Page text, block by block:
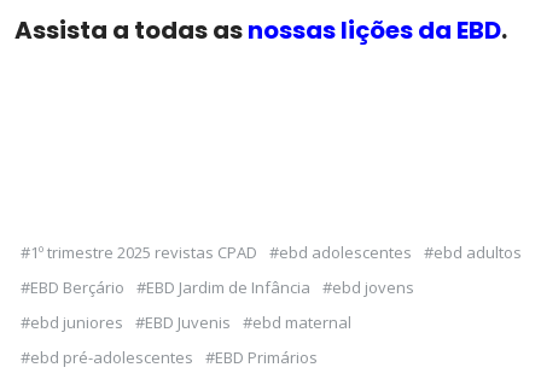
Assista a todas asnossas lições da EBD.
#1º trimestre 2025 revistas CPAD #ebd adolescentes
#ebd adultos
#EBD Berçário
#EBD Jardim de Infância
#ebd jovens
#ebd juniores
#EBD Juvenis
#ebd maternal
#ebd pré-adolescentes
#EBD Primários